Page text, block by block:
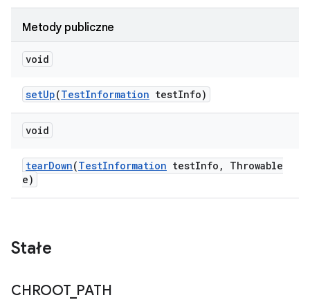
Metody publiczne
void
setUp(TestInformation testInfo)
void
tearDown(TestInformation testInfo ,
Throwable
e)
Stałe
CHROOT_ PATH